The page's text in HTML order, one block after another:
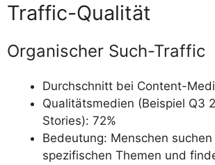
Traffic-Qualität
Organischer Such-Traffic
Durchschnitt bei Content-
Qualitätsmedien (Beispiel Q3
Stories): 72%
Bedeutung: Menschen
spezifischen Themen und